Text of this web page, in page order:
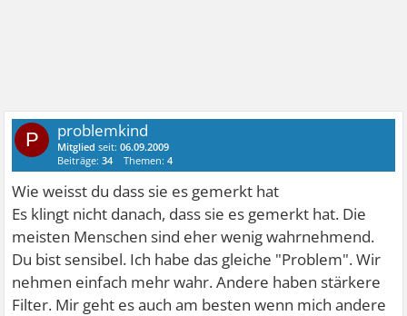
P problemkind
Mitglied seit:06.09.2009
Beiträge:34 Themen:4
Wie weisst du dass sie es gemerkt hat
Es klingt nicht danach, dass sie es gemerkt hat. Die
meisten Menschen sind eher wenig wahrnehmend.
Du bist sensibel. Ich habe das gleiche "Problem". Wir
nehmen einfach mehr wahr. Andere haben stärkere
Filter. Mir geht es auch am besten wenn mich andere